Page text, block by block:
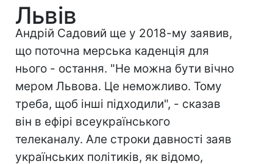
Львів
Андрій Садовий ще у 2018-му заявив,
що поточна мерська каденція для
нього - остання. "Не можна бути вічно
мером Львова. Це неможливо. Тому
треба, щоб інші підходили", - сказав
він в ефірі всеукраїнського
телеканалу. Але строки давності заяв
українських політиків, як відомо,